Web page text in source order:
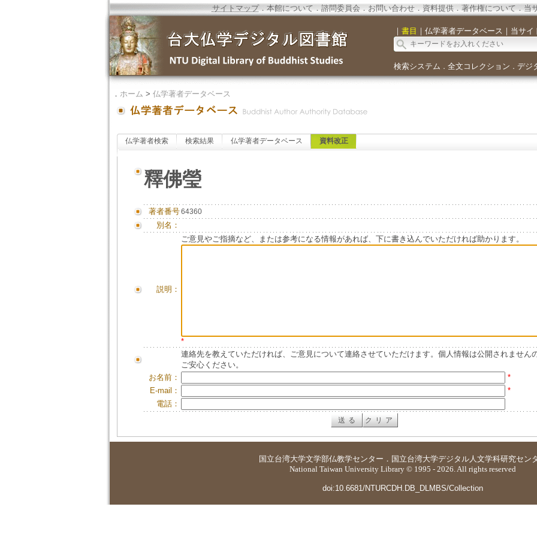
サイトマップ．本館について．諮問委員会． お問い合わせ． 資料提供．著作権について．当
｜ 書目 ｜ 仏学著者データベース ｜ 当サイ
検索システム ． 全文コレクション ． デジ
． ホーム > 仏学著者データベース
仏学著者検索 検索結果 仏学著者データベース 資料改正
釋佛瑩
著者番号64360
別名：
説明：
ご意見やご指摘など、または参考になる情報があれば、下に書き込んでいただければ助かります。
*
連絡先を教えていただければ、ご意見について連絡させていただけます。個人情報は公開されません
ご安心ください。
お名前：
*
E-mail：
*
電話：
国立台湾大学文学部仏教学センター ． 国立台湾大学デジタル人文学科研究セン
National Taiwan University Library © 1995 - 2026. All rights reserved
doi:10.6681/NTURCDH.DB_DLMBS/Collection